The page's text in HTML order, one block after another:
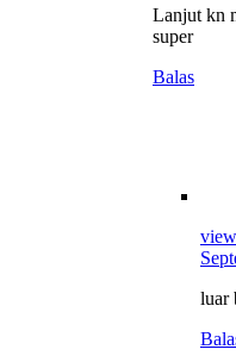
Lanjut kn
super
Balas
luar